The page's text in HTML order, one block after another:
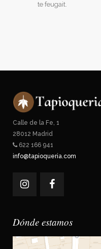
te feugait.
Calle de la Fe, 1
28012 Madrid
622 166 941
info@tapioqueria.com
Dónde estamos